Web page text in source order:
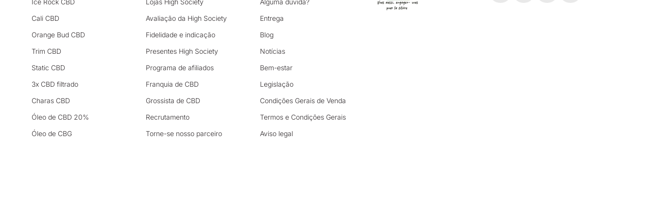
Cali CBD
Orange Bud CBD
Trim CBD
Static CBD
3x CBD filtrado
Charas CBD
Óleo de CBD 20%
Óleo de CBG
Avaliação da High Society
Fidelidade e indicação
Presentes High Society
Programa de afiliados
Franquia de CBD
Grossista de CBD
Recrutamento
Torne-se nosso parceiro
Entrega
Blog
Notícias
Bem-estar
Legislação
Condições Gerais de Venda
Termos e Condições Gerais
Aviso legal